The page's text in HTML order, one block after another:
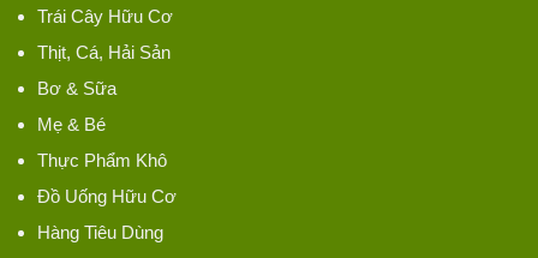
Trái Cây Hữu Cơ
Thịt, Cá, Hải Sản
Bơ & Sữa
Mẹ & Bé
Thực Phẩm Khô
Đồ Uống Hữu Cơ
Hàng Tiêu Dùng